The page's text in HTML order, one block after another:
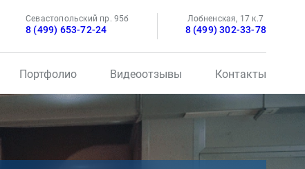
Севастопольский пр. 95б
8 (499) 653-72-24
Лобненская, 17 к.7
8 (499) 302-33-78
Портфолио Видеоотзывы Контакты